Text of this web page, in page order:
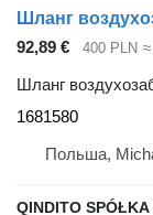
92,89 € 400 PLN
Шланг
1681580
Польша,